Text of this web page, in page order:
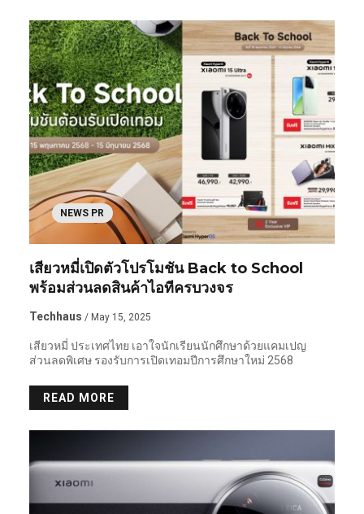
NEWS PR
เสียวหมี่เปิดตัวโปรโมชัน Back to School
พร้อมส่วนลดสินค้าไอทีครบวงจร
Techhaus / May 15, 2025
เสียวหมี่ ประเทศไทย เอาใจนักเรียนนักศึกษาด้วยแคมเปญ
ส่วนลดพิเศษ รองรับการเปิดเทอมปีการศึกษาใหม่ 2568
READ MORE